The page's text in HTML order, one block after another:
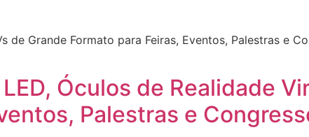
Grande Formato para Feiras, Eventos, Palestras e
Óculos de Realidade
Palestras e